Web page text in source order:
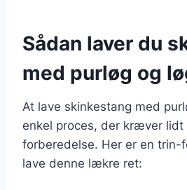
Sådan laver du
med purløg og
At lave skinkestang med
enkel proces, der kræver lidt
forberedelse. Her er en trin-
lave denne lækre ret: